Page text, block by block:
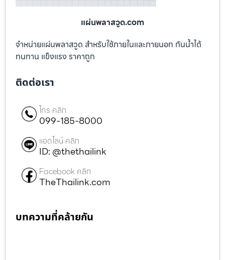
แผ่นพลาสวูด.com
จำหน่ายแผ่นพลาสวูด สำหรับใช้ภายในและภายนอก กันน้ำได้
ทนทาน แข็งแรง ราคาถูก
ติดต่อเรา
โทร คลิก
099-185-8000
แอดไลน์ คลิก
ID: @thethailink
Facebook คลิก
TheThailink.com
บทความที่คล้ายกัน